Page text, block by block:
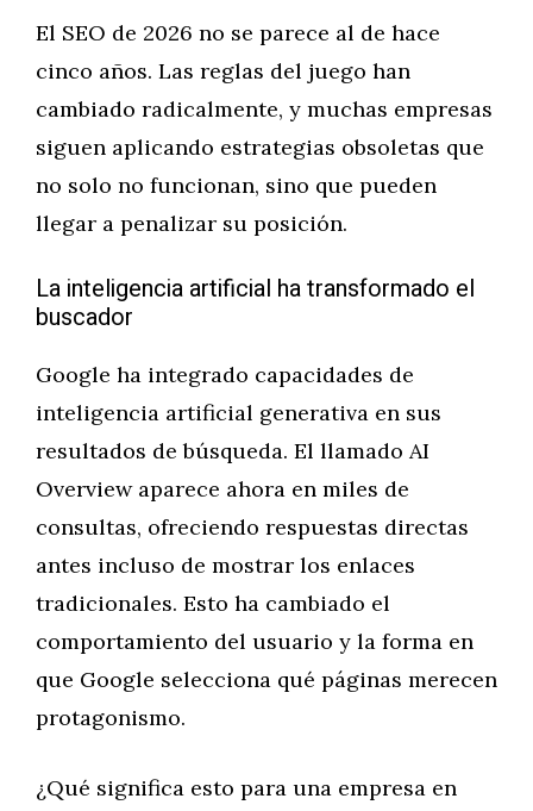
El SEO de 2026 no se parece al de hace
cinco años. Las reglas del juego han
cambiado radicalmente, y muchas empresas
siguen aplicando estrategias obsoletas que
no solo no funcionan, sino que pueden
llegar a penalizar su posición.
La inteligencia artificial ha transformado el
buscador
Google ha integrado capacidades de
inteligencia artificial generativa en sus
resultados de búsqueda. El llamado AI
Overview aparece ahora en miles de
consultas, ofreciendo respuestas directas
antes incluso de mostrar los enlaces
tradicionales. Esto ha cambiado el
comportamiento del usuario y la forma en
que Google selecciona qué páginas merecen
protagonismo.
¿Qué significa esto para una empresa en